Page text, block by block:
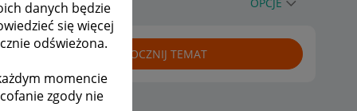
danych będzie
się więcej
odświeżona.
momencie
zgody nie
ROZPOCZNIJ TEMAT